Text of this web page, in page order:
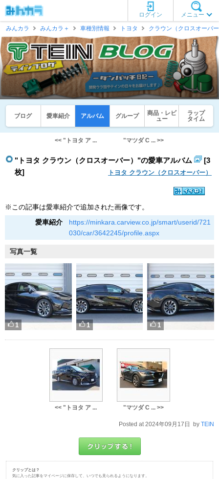
メニュー
ログイン
みんカラ
みんカラ＋ 車種別情報 トヨタ クラウン（クロスオーバ
ブログ 愛車紹介 アルバム グループ
商品・レビ
ュー
ラップ
タイム
<< "トヨタ ア ... "マツダ C ... >>
"トヨタ クラウン（クロスオーバー）"の愛車アルバム
[3
枚]
トヨタ クラウン（クロスオーバー）
※この記事は愛車紹介で追加された画像です。
愛車紹介
https://minkara.carview.co.jp/smart/userid/721
030/car/3642245/profile.aspx
写真一覧
1 1 1
<< "トヨタ ア ... "マツダ C ... >>
Posted at 2024年09月17日 by TEIN
クリップとは？
気に入った記事をマイページに保存して、いつでも見られるようになります。